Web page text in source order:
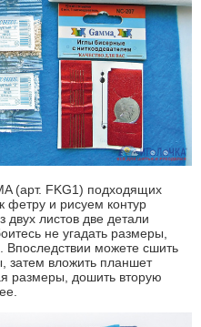
(арт. FKG1) подходящих
фетру и рисуем контур
листов две детали
не угадать размеры,
Впоследствии можете сшить
затем вложить планшет
размеры, дошить вторую